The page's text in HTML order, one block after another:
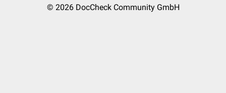
© 2026 DocCheck Community GmbH